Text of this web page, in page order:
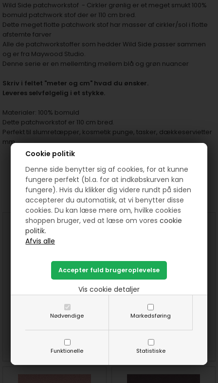
Cookie politik
Denne side benytter sig af cookies, for at kunne
fungere perfekt (bl.a. for at indkøbskurven kan
fungere). Hvis du klikker dig videre rundt på siden
accepterer du automatisk, at vi benytter disse
cookies. Du kan læse mere om, hvilke cookies
shoppen bruger, ved at læse om vorescookie
politik.
Nødvendige Markedsføring
Funktionelle Statistiske
Vis cookie detaljer
Wild Side patchworkstof - Cirkler grønlig er et meget smukt 100%
bomuld patchwork stof der er 110 cm bred.
Dette meget flotte patchwork stof har masser af cirkler/sol i flotte
afstemte farver
Alle de patchworkstoffer som hedder Wild Side passer sammen
og er fra Maywood Studio.
Denne serie er en mellemting mellem blå og grøn nuancer
Skriv i feltet "meter og cm" hvad du ønsker.
Leveres selvfølgelig i et stykke.
Materialer: 100% bomuld
Dette patchworkstof er 110 cm bred.
Perfekt til slumretæpper, kosmetik punge, tasker, dækkeservietter
mm
Prøv lige at se her:
Wild Side patchworkstof -
Cirkler rødlig
150 DKK pr. meter
SE MERE
Wild Side patchworkstof -
Rødlige blade
150 DKK pr. meter
SE MERE